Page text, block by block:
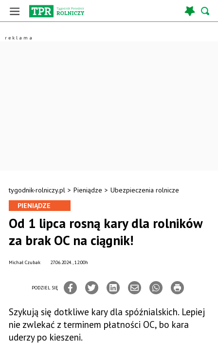
tygodnik-rolniczy.pl > Pieniądze > Ubezpieczenia rolnicze
PIENIĄDZE
Od 1 lipca rosną kary dla rolników
za brak OC na ciągnik!
27.06.2024., 12:00h
Michał Czubak
PODZIEL SIĘ
Szykują się dotkliwe kary dla spóźnialskich. Lepiej
nie zwlekać z terminem płatności OC, bo kara
uderzy po kieszeni.